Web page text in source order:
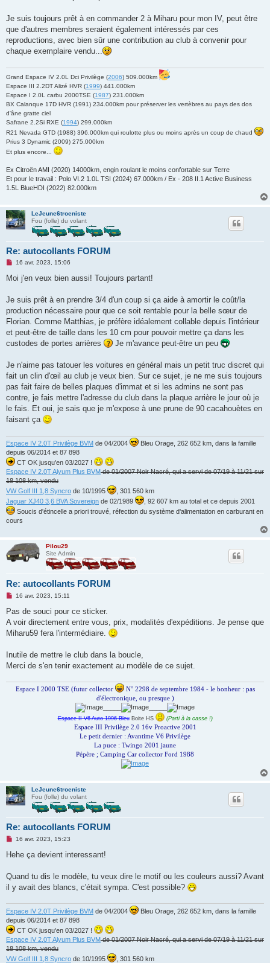
o
l
u
Je suis toujours prêt à en commander 2 à Miharu pour mon IV, peut être
que d'autres membres seraient également intéressés par ces
reproductions, avec bien sûr une contribution au club à convenir pour
chaque exemplaire vendu...
Grand Espace IV 2.0L Dci Privilège (2006) 509.000km
Espace III 2.2DT Alizé HVR (1999) 441.000km
Espace I 2.0L carbu 2000TSE (1987) 231.000km
BX Calanque 17D HVR (1991) 234.000km pour préserver les vertèbres au pays des dos
d'âne gratte ciel
Safrane 2.2Si RXE (1994) 299.000km
R21 Nevada GTD (1988) 396.000km qui roulotte plus ou moins après un coup de chaud
Prius 3 Dynamic (2009) 275.000km
Et plus encore...
Ex Citroën AMI (2020) 14000km, engin roulant le moins confortable sur Terre
Et pour le travail : Polo VI.2 1.0L TSI (2024) 67.000km / Ex - 208 II.1 Active Business
1.5L BlueHDI (2022) 82.000km
LeJeune6troeniste
Fou (folle) du volant
Re: autocollants FORUM
M
s
g
n
o
u
16 avr. 2023, 15:06
Moi j'en veux bien aussi! Toujours partant!
Je suis prêt à en prendre 3/4 d'un coup si ça aide à amortir le coût/la
production nécessaire pour que ce soit rentable pour la belle sœur de
Florian. Comme Matthias, je préfère idéalement collable depuis l'intérieur
et peut-être de taille dans les 10 cm pour pouvoir mettre ça dans les
custodes de portes arrières
Je m'avance peut-être un peu
Je n'aime pas tatouer les voitures en général mais un petit truc discret qui
fait un clin d'œil au club je veux bien. Sur ce sujet, je ne me suis toujours
pas fait faire de belles plaques d'immat et si les admins ne sont pas
contre, je fais mettre l'adresse du club dans la plaque arrière le jour où je
le fais. Et oui, je sais que je m'expose à une prune de 90 cacahouètes en
faisant ça
Espace IV 2.0T Privilège BVM de 04/2004
Bleu Orage, 262 652 km, dans la famille
depuis 06/2014 et 87 898
CT OK jusqu'en 03/2027 !
Espace IV 2.0T Alyum Plus BVMde 01/2007 Noir Nacré, qui a servi de 07/19 à 11/21 sur
18 108 km, vendu
VW Golf III 1,8 Syncro de 10/1995
, 301 560 km
Jaguar XJ40 3,6 BVA Sovereign de 02/1989
, 92 607 km au total et ce depuis 2001
Soucis d'étincelle a priori trouvé, réfection du système d'alimentation en carburant en
cours
Pilou29
Site Admin
Re: autocollants FORUM
M
s
a
g
o
l
16 avr. 2023, 15:11
Pas de souci pour ce sticker.
A voir directement entre vous, prix, modalités d'expéditions. Je pense que
Miharu59 fera l'intermédiaire.
Inutile de mettre le club dans la boucle,
Merci de s'en tenir exactement au modèle de ce sujet.
Espace I 2000 TSE (futur collector
N° 2298 de septembre 1984 - le bonheur : pas
d'électronique, ou presque )
Espace II V6 Auto 1996 Bleu Boite HS (Parti à la casse !)
Espace III Privilège 2.0 16v Proactive 2001
Le petit dernier : Avantime V6 Privilège
La puce : Twingo 2001 jaune
Pépère ; Camping Car collector Ford 1988
LeJeune6troeniste
Fou (folle) du volant
Re: autocollants FORUM
M
s
g
n
n
l
u
16 avr. 2023, 15:23
Hehe ça devient interessant!
Quand tu dis le modèle, tu veux dire le motif ou les couleurs aussi? Avant
il y avait des blancs, c'était sympa. C'est possible?
Espace IV 2.0T Privilège BVM de 04/2004
Bleu Orage, 262 652 km, dans la famille
depuis 06/2014 et 87 898
CT OK jusqu'en 03/2027 !
Espace IV 2.0T Alyum Plus BVMde 01/2007 Noir Nacré, qui a servi de 07/19 à 11/21 sur
18 108 km, vendu
VW Golf III 1,8 Syncro de 10/1995
, 301 560 km